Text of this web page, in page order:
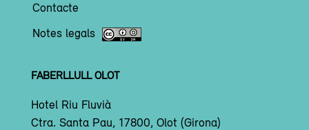
Contacte
Notes legals
FABERLLULL OLOT
Hotel Riu Fluvià
Ctra. Santa Pau, 17800, Olot (Girona)